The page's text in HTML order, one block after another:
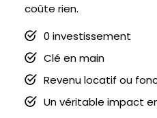
coûte rien.
0 investissement
Clé en main
Revenu locatif ou
Un véritable impact